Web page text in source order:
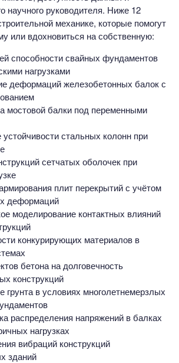
научного руководителя. Ниже 12
механике, которые помогут
или вдохновиться на собственную:
способности свайных фундаментов
нагрузками
деформаций железобетонных балок с
мостовой балки под переменными
стальных колонн при
сетчатых оболочек при
плит перекрытий с учётом
деформаций
моделирование контактных влияний
конкурирующих материалов в
бетона на долговечность
конструкций
грунта в условиях многолетнемерзлых
распределения напряжений в балках
нагрузках
вибраций конструкций
зданий